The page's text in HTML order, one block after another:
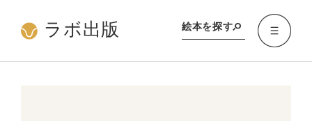
ラボ出版 絵本を探す